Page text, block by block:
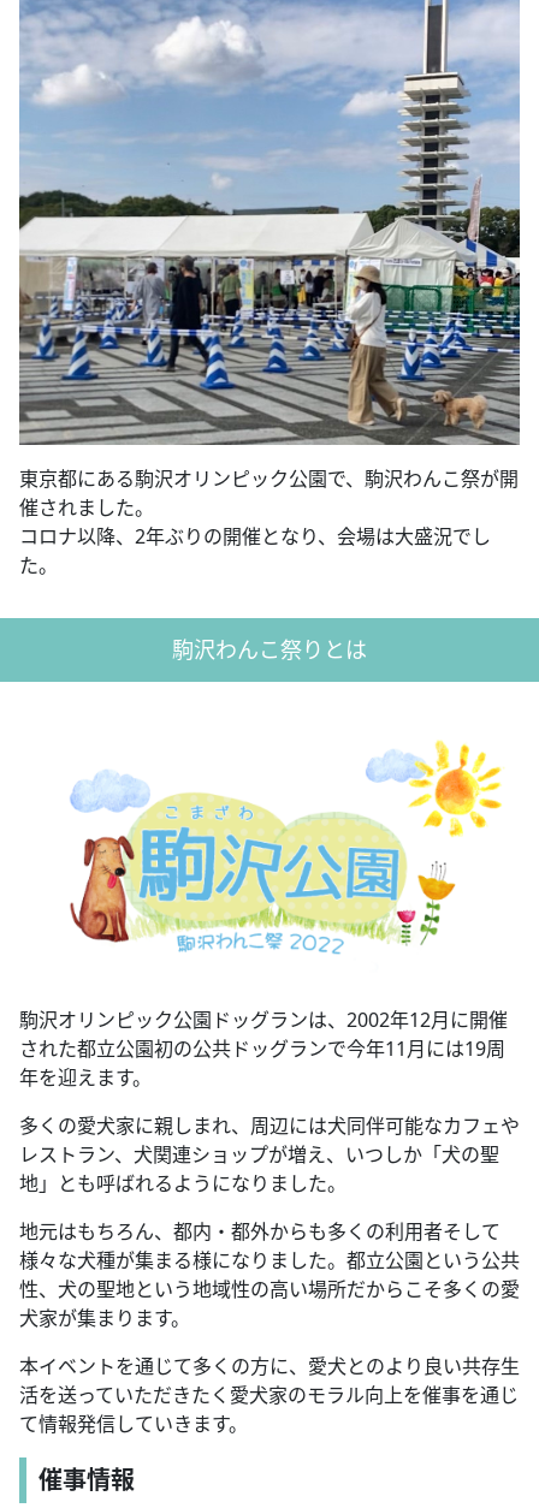
東京都にある駒沢オリンピック公園で、駒沢わんこ祭が開
催されました。
コロナ以降、2年ぶりの開催となり、会場は大盛況でし
た。
駒沢わんこ祭りとは
駒沢オリンピック公園ドッグランは、2002年12月に開催
された都立公園初の公共ドッグランで今年11月には19周
年を迎えます。
多くの愛犬家に親しまれ、周辺には犬同伴可能なカフェや
レストラン、犬関連ショップが増え、いつしか「犬の聖
地」とも呼ばれるようになりました。
地元はもちろん、都内・都外からも多くの利用者そして
様々な犬種が集まる様になりました。都立公園という公共
性、犬の聖地という地域性の高い場所だからこそ多くの愛
犬家が集まります。
本イベントを通じて多くの方に、愛犬とのより良い共存生
活を送っていただきたく愛犬家のモラル向上を催事を通じ
て情報発信していきます。
催事情報